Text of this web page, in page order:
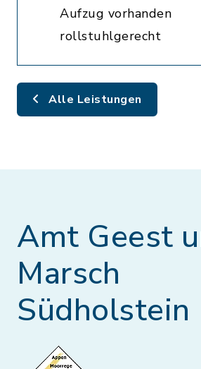
Aufzug vorhanden
rollstuhlgerecht
Alle Leistungen
Amt Geest
Marsch
Südholstein